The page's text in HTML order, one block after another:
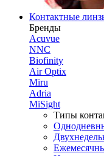
Контактные
Бренды
Acuvue
NNC
Biofinity
Air Optix
Miru
Adria
MiSight
Типы